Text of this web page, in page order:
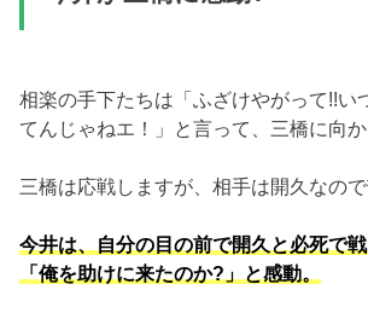
相楽の手下たちは「ふざけやがって!!い
てんじゃねエ！」と言って、三橋に向か
三橋は応戦しますが、相手は開久なので
今井は、自分の目の前で開久と必死で
「俺を助けに来たのか?」と感動。